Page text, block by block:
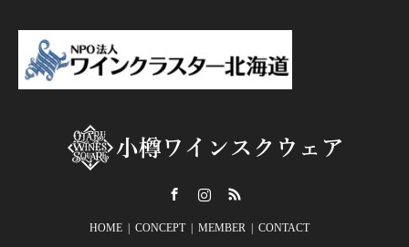
HOME CONCEPT MEMBER CONTACT